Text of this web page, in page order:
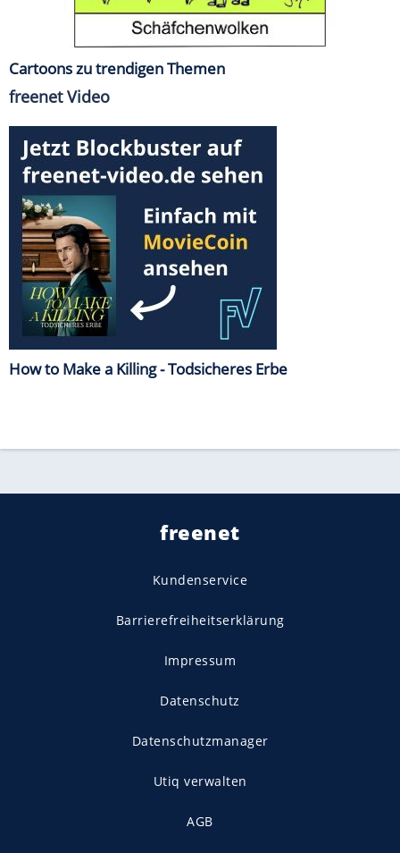
Cartoons zu trendigen Themen
freenet Video
How to Make a Killing - Todsicheres Erbe
freenet
Kundenservice
Barrierefreiheitserklärung
Impressum
Datenschutz
Datenschutzmanager
Utiq verwalten
AGB